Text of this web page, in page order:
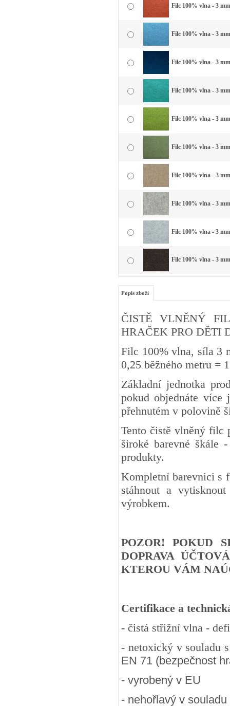
Filc 100% vlna - 3
Filc 100% vlna - 3
Filc 100% vlna - 3
Filc 100% vlna - 3
Filc 100% vlna - 3
Filc 100% vlna - 3
Filc 100% vlna - 3
Filc 100% vlna - 3
Filc 100% vlna - 3
Filc 100% vlna - 3
Popis zboží
ČISTĚ VLNĚNÝ
HRAČEK PRO DĚTI
Filc 100% vlna, síla 3
0,25 běžného metru
Základní jednotka
pokud objednáte více
přehnutém v polovině
Tento čistě vlněný filc
široké barevné škále
produkty.
Kompletní barevnici s
stáhnout a
výrobkem.
POZOR! POKUD
DOPRAVA
KTEROU VÁM
Certifikace a
- čistá střižní vlna -
- netoxický v souladu
EN 71 (bezpečnost
- vyrobený v EU
- nehořlavý v